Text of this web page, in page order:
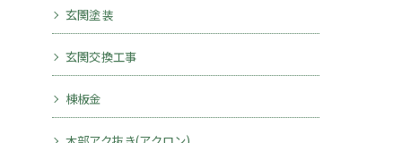
玄関塗装
玄関交換工事
棟板金